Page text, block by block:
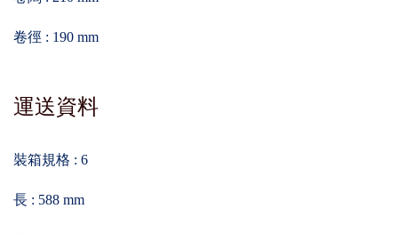
卷徑 : 190 mm
運送資料
裝箱規格 : 6
長 : 588 mm